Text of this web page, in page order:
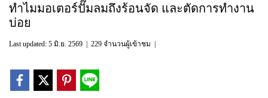
ทำไมมอเตอร์ปั๊มลมถึงร้อนจัด และตัดการทำงาน
บ่อย
Last updated: 5 มิ.ย. 2569 229 จำนวนผู้เข้าชม